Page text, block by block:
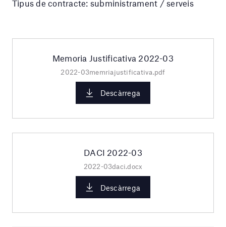
Tipus de contracte: subministrament / serveis
Memoria Justificativa 2022-03
2022-03memriajustificativa.pdf
Descàrrega
DACI 2022-03
2022-03daci.docx
Descàrrega